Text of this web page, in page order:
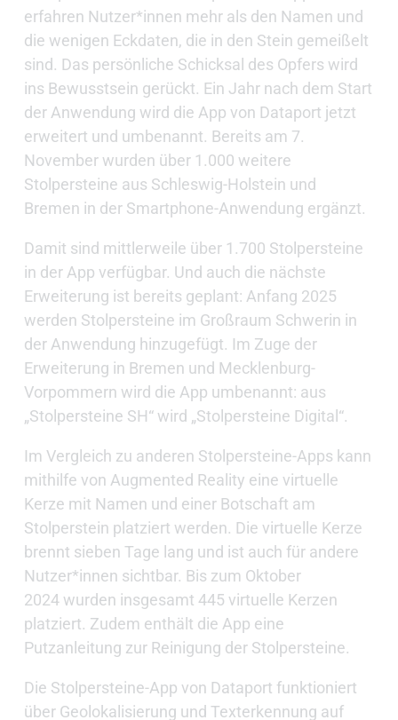
erfahren Nutzer*innen mehr als den Namen und
die wenigen Eckdaten, die in den Stein gemeißelt
sind. Das persönliche Schicksal des Opfers wird
ins Bewusstsein gerückt. Ein Jahr nach dem Start
der Anwendung wird die App von Dataport jetzt
erweitert und umbenannt. Bereits am 7.
November wurden über 1.000 weitere
Stolpersteine aus Schleswig-Holstein und
Bremen in der Smartphone-Anwendung ergänzt.
Damit sind mittlerweile über 1.700 Stolpersteine
in der App verfügbar. Und auch die nächste
Erweiterung ist bereits geplant: Anfang 2025
werden Stolpersteine im Großraum Schwerin in
der Anwendung hinzugefügt. Im Zuge der
Erweiterung in Bremen und Mecklenburg-
Vorpommern wird die App umbenannt: aus
„Stolpersteine SH“ wird „Stolpersteine Digital“.
Im Vergleich zu anderen Stolpersteine-Apps kann
mithilfe von Augmented Reality eine virtuelle
Kerze mit Namen und einer Botschaft am
Stolperstein platziert werden. Die virtuelle Kerze
brennt sieben Tage lang und ist auch für andere
Nutzer*innen sichtbar. Bis zum Oktober
2024 wurden insgesamt 445 virtuelle Kerzen
platziert. Zudem enthält die App eine
Putzanleitung zur Reinigung der Stolpersteine.
Die Stolpersteine-App von Dataport funktioniert
über Geolokalisierung und Texterkennung auf